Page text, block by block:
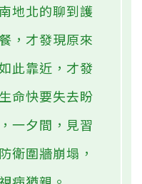
地北的聊到護
，才發現原來
此靠近，才發
命快要失去盼
一夕間，見習
衛圍牆崩塌，